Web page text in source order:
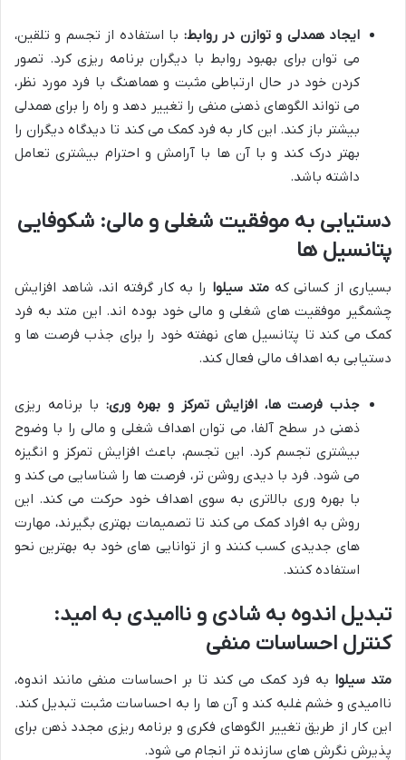
ایجاد همدلی و توازن در روابط: با استفاده از تجسم و تلقین،
می توان برای بهبود روابط با دیگران برنامه ریزی کرد. تصور
کردن خود در حال ارتباطی مثبت و هماهنگ با فرد مورد نظر،
می تواند الگوهای ذهنی منفی را تغییر دهد و راه را برای همدلی
بیشتر باز کند. این کار به فرد کمک می کند تا دیدگاه دیگران را
بهتر درک کند و با آن ها با آرامش و احترام بیشتری تعامل
داشته باشد.
دستیابی به موفقیت شغلی و مالی: شکوفایی
پتانسیل ها
بسیاری از کسانی کهمتد سیلوا را به کار گرفته اند، شاهد افزایش
چشمگیر موفقیت های شغلی و مالی خود بوده اند. این متد به فرد
کمک می کند تا پتانسیل های نهفته خود را برای جذب فرصت ها و
دستیابی به اهداف مالی فعال کند.
جذب فرصت ها، افزایش تمرکز و بهره وری: با برنامه ریزی
ذهنی در سطح آلفا، می توان اهداف شغلی و مالی را با وضوح
بیشتری تجسم کرد. این تجسم، باعث افزایش تمرکز و انگیزه
می شود. فرد با دیدی روشن تر، فرصت ها را شناسایی می کند و
با بهره وری بالاتری به سوی اهداف خود حرکت می کند. این
روش به افراد کمک می کند تا تصمیمات بهتری بگیرند، مهارت
های جدیدی کسب کنند و از توانایی های خود به بهترین نحو
استفاده کنند.
تبدیل اندوه به شادی و ناامیدی به امید:
کنترل احساسات منفی
متد سیلوا به فرد کمک می کند تا بر احساسات منفی مانند اندوه،
ناامیدی و خشم غلبه کند و آن ها را به احساسات مثبت تبدیل کند.
این کار از طریق تغییر الگوهای فکری و برنامه ریزی مجدد ذهن برای
پذیرش نگرش های سازنده تر انجام می شود.